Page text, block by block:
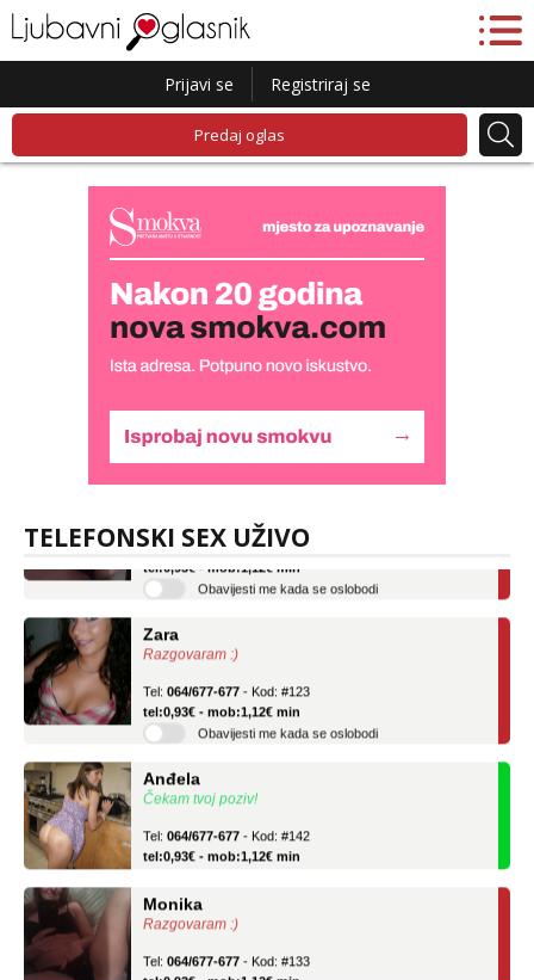
Prijavi se Registriraj se
Predaj oglas
TELEFONSKI SEX UŽIVO
Tel: 064/677-677
- Kod: #133
Obavijesti me kada se oslobodi
Zara
Razgovaram :)
tel:0,93€ - mob:1,12€ min
Obavijesti me kada se oslobodi
Anđela
Čekam tvoj poziv!
tel:0,93€ - mob:1,12€ min
Monika
Razgovaram :)
tel:0,93€ - mob:1,12€ min